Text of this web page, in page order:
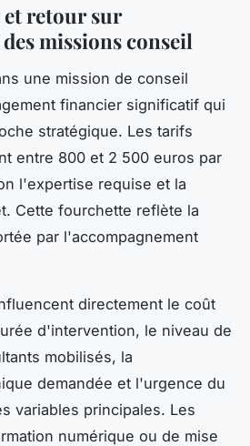
et retour sur
missions conseil
une mission de conseil
financier significatif qui
stratégique. Les tarifs
entre 800 et 2 500 euros par
l'expertise requise et la
Cette fourchette reflète la
par l'accompagnement
directement le coût
d'intervention, le niveau de
mobilisés, la
demandée et l'urgence du
variables principales. Les
numérique ou de mise